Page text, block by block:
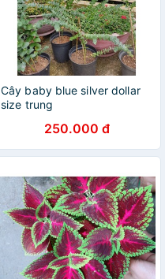
Cây baby blue silver dollar
size trung
250.000 đ